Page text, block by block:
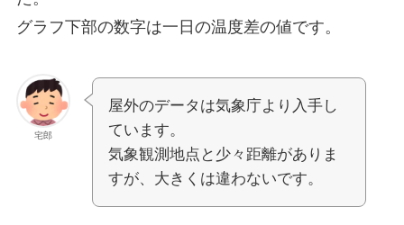
グラフ下部の数字は一日の温度差の値です。
宅郎
屋外のデータは気象庁より入手し
ています。
気象観測地点と少々距離がありま
すが、大きくは違わないです。